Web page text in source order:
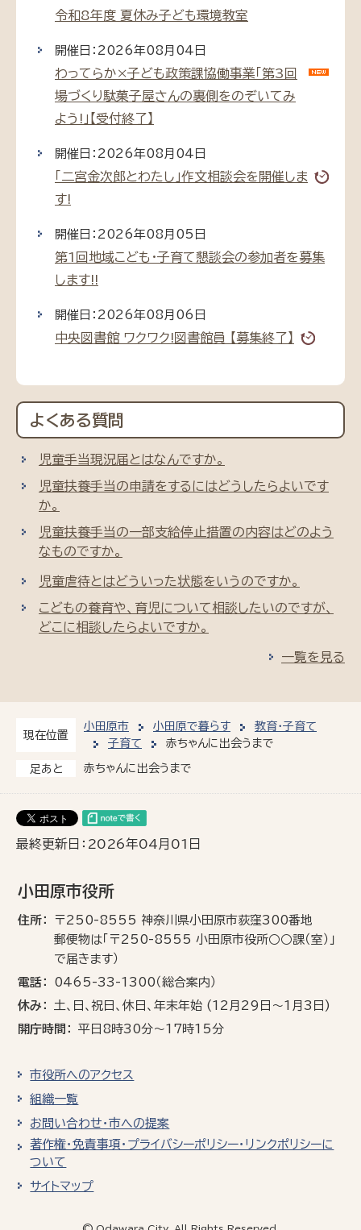
現在位置
小田原市 小田原で暮らす
教育・子育て
子育て
赤ちゃんに出会うまで
足あと 赤ちゃんに出会うまで
最終更新日：2026年04月01日
令和8年度 夏休み子ども環境教室
開催日：2026年08月04日
わってらか×子ども政策課協働事業「第3回
場づくり駄菓子屋さんの裏側をのぞいてみ
よう!」【受付終了】
開催日：2026年08月04日
「二宮金次郎とわたし」作文相談会を開催しま
す!
開催日：2026年08月05日
第1回地域こども・子育て懇談会の参加者を募集
します!!
開催日：2026年08月06日
中央図書館 ワクワク!図書館員 【募集終了】
よくある質問
児童手当現況届とはなんですか。
児童扶養手当の申請をするにはどうしたらよいです
か。
児童扶養手当の一部支給停止措置の内容はどのよう
なものですか。
児童虐待とはどういった状態をいうのですか。
こどもの養育や、育児について相談したいのですが、
どこに相談したらよいですか。
一覧を見る
小田原市役所
住所
〒250-8555 神奈川県小田原市荻窪300番地
郵便物は「〒250-8555 小田原市役所○○課（室）」
で届きます）
電話
0465-33-1300（総合案内）
休み
土､日､祝日、休日、年末年始 (12月29日～1月3日)
開庁時間
平日8時30分～17時15分
市役所へのアクセス
組織一覧
お問い合わせ・市への提案
著作権・免責事項・プライバシーポリシー・リンクポリシーに
ついて
サイトマップ